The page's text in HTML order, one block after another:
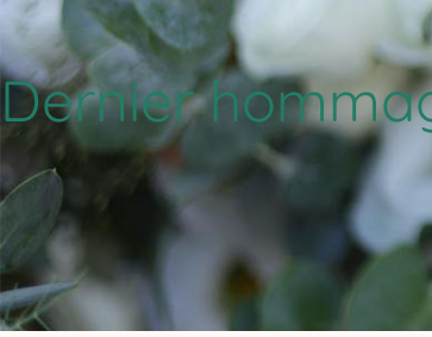
Dernier